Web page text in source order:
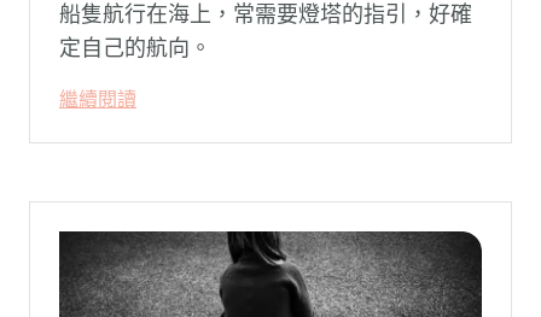
船隻航行在海上，常需要燈塔的指引，好確
定自己的航向。
繼續閱讀